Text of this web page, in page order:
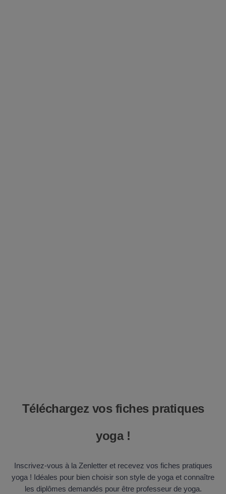
Téléchargez vos fiches pratiques
yoga !
Inscrivez-vous à la Zenletter et recevez vos fiches pratiques
yoga ! Idéales pour bien choisir son style de yoga et connaître
les diplômes demandés pour être professeur de yoga.